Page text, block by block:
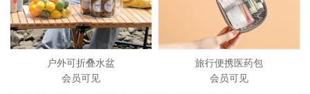
户外可折叠水盆
会员可见
旅行便携医药包
会员可见